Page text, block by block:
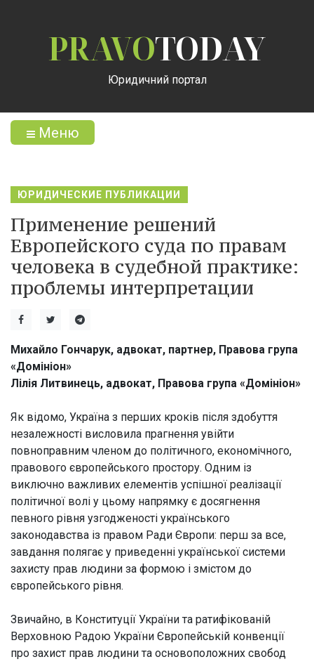
PRAVOTODAY
Юридичний портал
Меню
ЮРИДИЧЕСКИЕ ПУБЛИКАЦИИ
Применение решений
Европейского суда по правам
человека в судебной практике:
проблемы интерпретации
Михайло Гончарук, адвокат, партнер, Правова група
«Домініон»
Лілія Литвинець, адвокат, Правова група «Домініон»
Як відомо, Україна з перших кроків після здобуття
незалежності висловила прагнення увійти
повноправним членом до політичного, економічного,
правового європейського простору. Одним із
виключно важливих елементів успішної реалізації
політичної волі у цьому напрямку є досягнення
певного рівня узгодженості українського
законодавства із правом Ради Європи: перш за все,
завдання полягає у приведенні української системи
захисту прав людини за формою і змістом до
європейського рівня.
Звичайно, в Конституції України та ратифікованій
Верховною Радою України Європейській конвенції
про захист прав людини та основоположних свобод